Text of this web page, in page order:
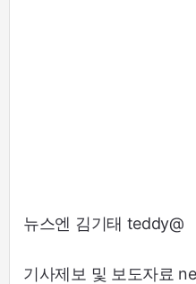
뉴스엔 김기태 teddy@
기사제보 및 보도자료